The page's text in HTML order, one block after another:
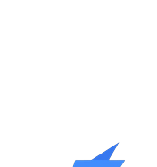
Rocky Linux 9